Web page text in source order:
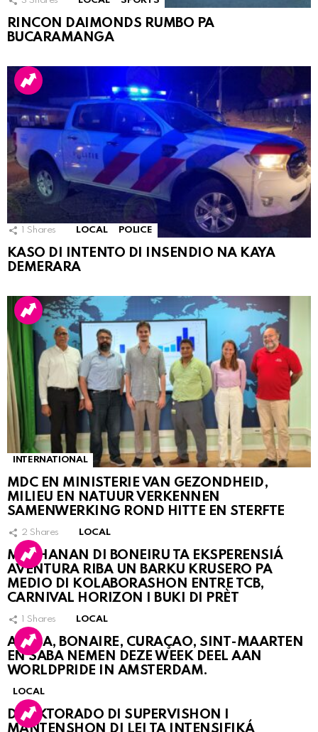
RINCON DAIMONDS RUMBO PA
BUCARAMANGA
1 Shares LOCAL POLICE
KASO DI INTENTO DI INSENDIO NA KAYA
DEMERARA
INTERNATIONAL
MDC EN MINISTERIE VAN GEZONDHEID,
MILIEU EN NATUUR VERKENNEN
SAMENWERKING ROND HITTE EN STERFTE
2 Shares LOCAL
MUCHANAN DI BONEIRU TA EKSPERENSIÁ
AVENTURA RIBA UN BARKU KRUSERO PA
MEDIO DI KOLABORASHON ENTRE TCB,
CARNIVAL HORIZON I BUKI DI PRÈT
1 Shares LOCAL
ARUBA, BONAIRE, CURAÇAO, SINT-MAARTEN
EN SABA NEMEN DEZE WEEK DEEL AAN
WORLDPRIDE IN AMSTERDAM.
LOCAL
DIREKTORADO DI SUPERVISHON I
MANTENSHON DI LEI TA INTENSIFIKÁ